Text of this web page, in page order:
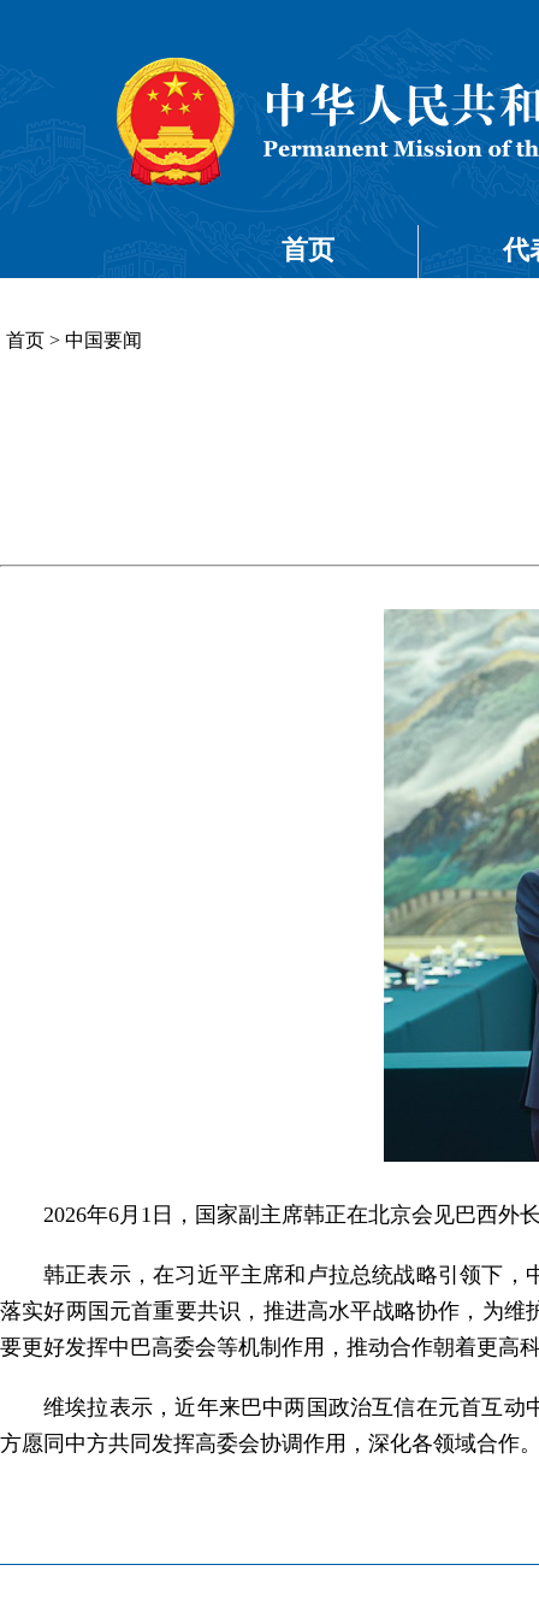
首页 代
首页 > 中国要闻
2026年6月1日，国家副主席韩正在北京会见巴西外
韩正表示，在习近平主席和卢拉总统战略引领下
落实好两国元首重要共识，推进高水平战略协作，为
要更好发挥中巴高委会等机制作用，推动合作朝着更高
维埃拉表示，近年来巴中两国政治互信在元首互
方愿同中方共同发挥高委会协调作用，深化各领域合作